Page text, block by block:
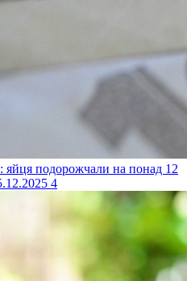
яйця подорожчали на понад 12
4